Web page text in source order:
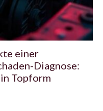
einer
Diagnose:
Topform